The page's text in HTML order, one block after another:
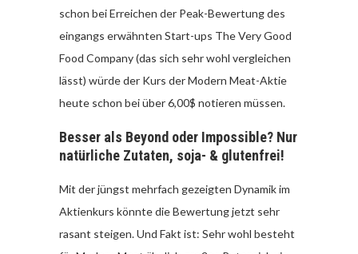
schon bei Erreichen der Peak-Bewertung des
eingangs erwähnten Start-ups The Very Good
Food Company (das sich sehr wohl vergleichen
lässt) würde der Kurs der Modern Meat-Aktie
heute schon bei über 6,00$ notieren müssen.
Besser als Beyond oder Impossible? Nur
natürliche Zutaten, soja- & glutenfrei!
Mit der jüngst mehrfach gezeigten Dynamik im
Aktienkurs könnte die Bewertung jetzt sehr
rasant steigen. Und Fakt ist: Sehr wohl besteht